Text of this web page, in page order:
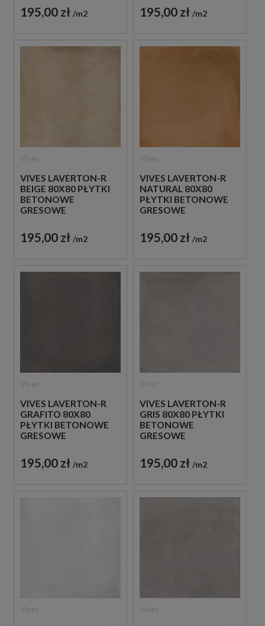
195,00 zł m2 195,00 zł m2
VIVES LAVERTON-R
BEIGE 80X80 PŁYTKI
BETONOWE
GRESOWE
195,00 zł m2
VIVES LAVERTON-R
NATURAL 80X80
PŁYTKI BETONOWE
GRESOWE
195,00 zł m2
VIVES LAVERTON-R
GRAFITO 80X80
PŁYTKI BETONOWE
GRESOWE
195,00 zł m2
VIVES LAVERTON-R
GRIS 80X80 PŁYTKI
BETONOWE
GRESOWE
195,00 zł m2